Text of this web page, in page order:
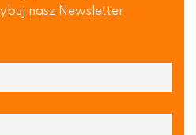
nasz Newsletter